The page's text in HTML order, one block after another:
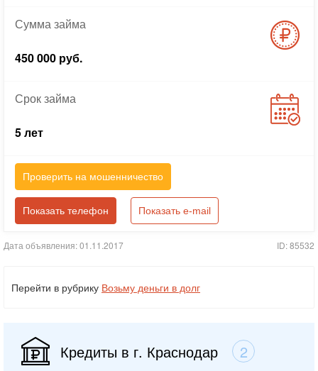
Суммазайма
450 000 руб.
Срокзайма
5 лет
Проверить на мошенничество
Показать телефон Показать e-mail
Дата объявления: 01.11.2017 ID: 85532
Перейти в рубрику Возьму деньги в долг
Кредиты в г. Краснодар 2